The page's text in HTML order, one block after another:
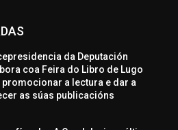
da Deputación
coa Feira do Libro de Lugo
promocionar a lectura e dar a
as súas publicacións